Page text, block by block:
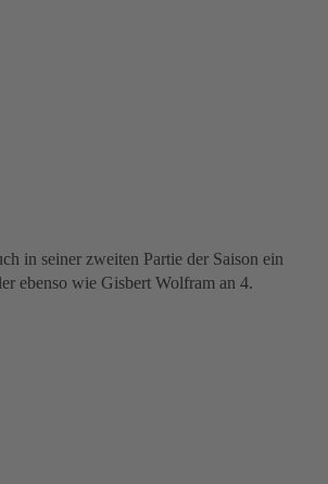
in seiner zweiten Partie der Saison ein
ebenso wie Gisbert Wolfram an 4.